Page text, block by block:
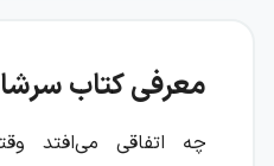
معرفی کتاب
چه اتفاقی می‌افتد